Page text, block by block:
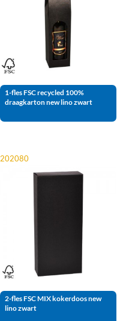
1-fles FSC recycled 100%
draagkarton new lino zwart
202080
2-fles FSC MIX kokerdoos new
lino zwart